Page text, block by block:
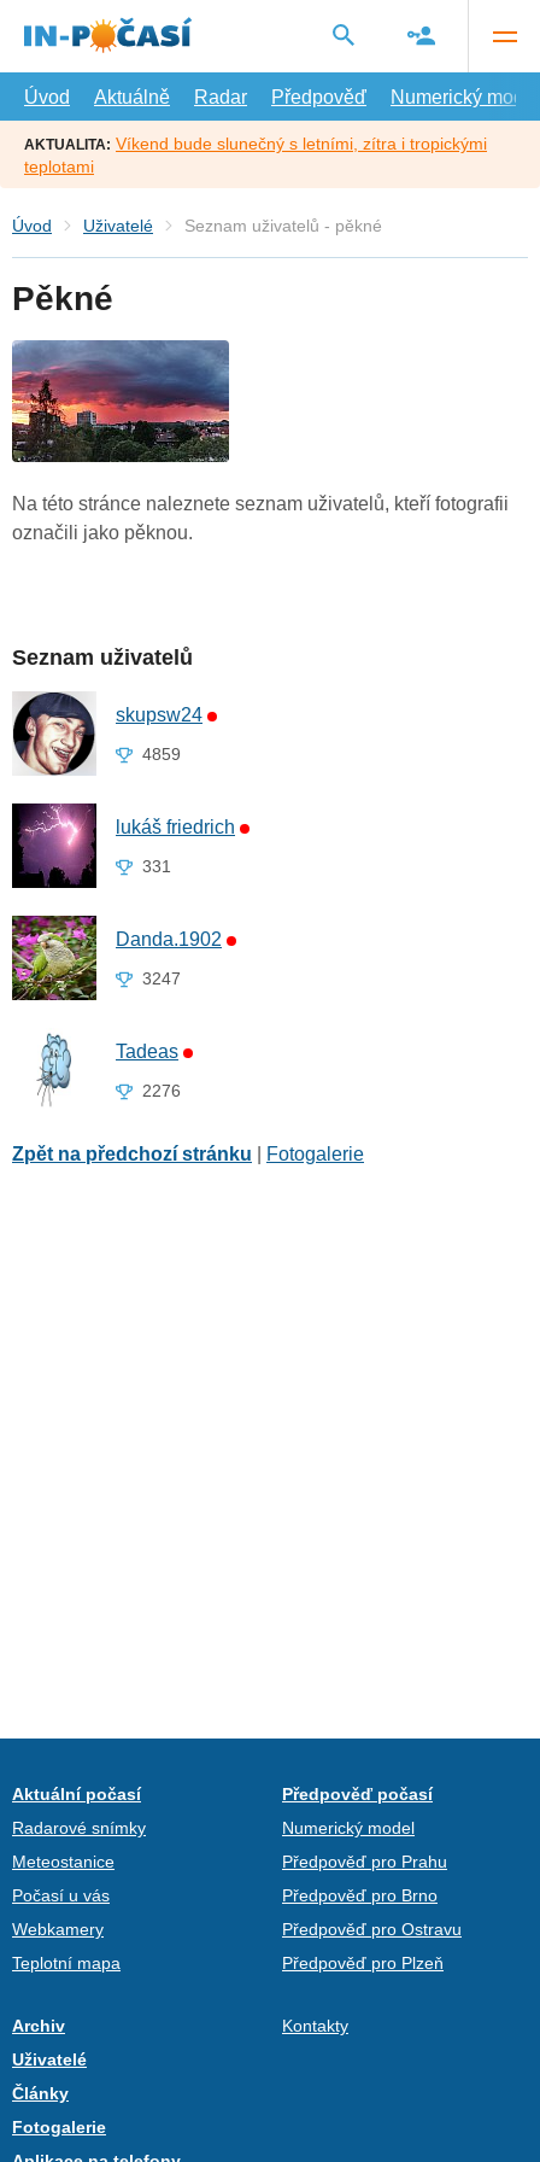
hlavní
Úvod
Aktuálně Radar Předpověď Numerický model
AKTUALITA: Víkend bude slunečný s letními, zítra i tropickými
teplotami
Úvod Uživatelé Seznam uživatelů - pěkné
Pěkné
Na této stránce naleznete seznam uživatelů, kteří fotografii
označili jako pěknou.
Seznam uživatelů
skupsw24
4859
lukáš friedrich
331
Danda.1902
3247
Tadeas
2276
Zpět na předchozí stránku Fotogalerie
Aktuální počasí
Radarové snímky
Meteostanice
Počasí u vás
Webkamery
Teplotní mapa
Předpověď počasí
Numerický model
Předpověď pro Prahu
Předpověď pro Brno
Předpověď pro Ostravu
Předpověď pro Plzeň
Archiv
Uživatelé
Články
Fotogalerie
Kontakty